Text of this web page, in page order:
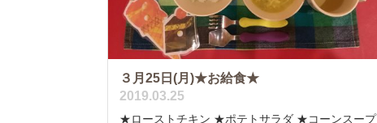
３月25日(月)★お給食★
2019.03.25
★ローストチキン ★ポテトサラダ ★コーンスープ